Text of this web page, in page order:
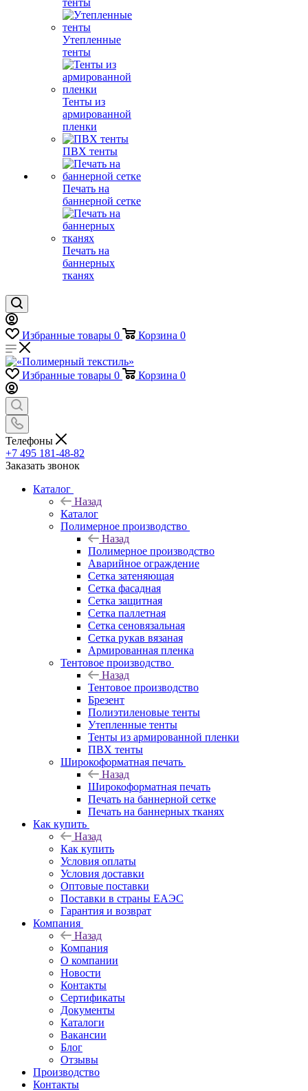
тенты
Утепленные
тенты
Тенты из
армированной
пленки
ПВХ тенты
Печать на
баннерной сетке
Печать на
баннерных
тканях
Избранные товары 0 Корзина 0
Избранные товары 0 Корзина 0
Телефоны
+7 495 181-48-82
Заказать звонок
Каталог
Назад
Каталог
Полимерное производство
Назад
Полимерное производство
Аварийное ограждение
Сетка затеняющая
Сетка фасадная
Сетка защитная
Сетка паллетная
Сетка сеновязальная
Сетка рукав вязаная
Армированная пленка
Тентовое производство
Назад
Тентовое производство
Брезент
Полиэтиленовые тенты
Утепленные тенты
Тенты из армированной пленки
ПВХ тенты
Широкоформатная печать
Назад
Широкоформатная печать
Печать на баннерной сетке
Печать на баннерных тканях
Как купить
Назад
Как купить
Условия оплаты
Условия доставки
Оптовые поставки
Поставки в страны ЕАЭС
Гарантия и возврат
Компания
Назад
Компания
О компании
Новости
Контакты
Сертификаты
Документы
Каталоги
Вакансии
Блог
Отзывы
Производство
Контакты